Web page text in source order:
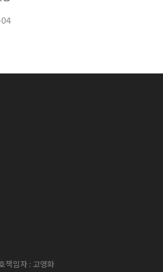
책임자 : 고영화